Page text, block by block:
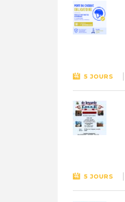
5 JOURS
5 JOURS